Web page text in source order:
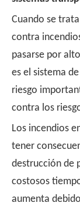
Cuando se
contra
pasarse por
es el sistema
riesgo
contra los
Los incendios
tener
destrucción de
costosos
aumenta